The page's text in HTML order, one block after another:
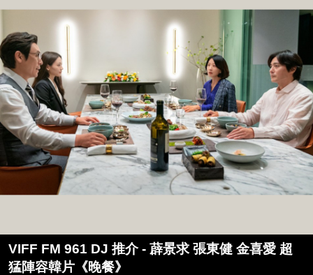
VIFF FM 961 DJ 推介 - 薜景求 張東健 金喜愛 超
猛陣容韓片《晚餐》